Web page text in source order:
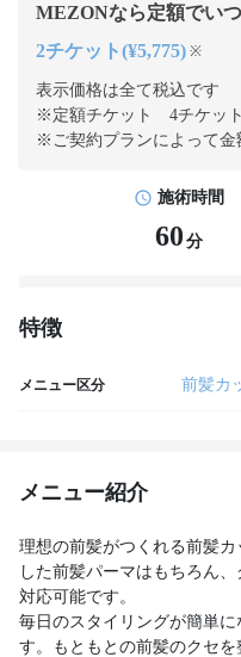
MEZONなら定額でい
2チケット(¥5,775) ※
表示価格は全て税込です
※定額チケット 4チケッ
※ご契約プランによって金
施術時間
60 分
特徴
メニュー区分 前髪カ
メニュー紹介
理想の前髪がつくれる前髪
した前髪パーマはもちろん
対応可能です。
毎日のスタイリングが簡単
す。もともとの前髪のクセ